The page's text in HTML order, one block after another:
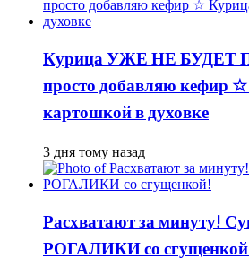
Курица УЖЕ НЕ
просто добавляю кефир
картошкой в духовке
3 дня тому назад
Расхватают за минуту!
РОГАЛИКИ со